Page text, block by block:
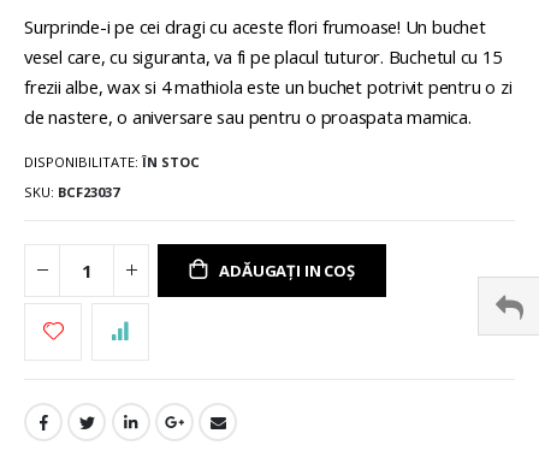
Surprinde-i pe cei dragi cu aceste flori frumoase! Un buchet
vesel care, cu siguranta, va fi pe placul tuturor. Buchetul cu 15
frezii albe, wax si 4 mathiola este un buchet potrivit pentru o zi
de nastere, o aniversare sau pentru o proaspata mamica.
DISPONIBILITATE: ÎN STOC
SKU BCF23037
ADĂUGAȚI IN COȘ